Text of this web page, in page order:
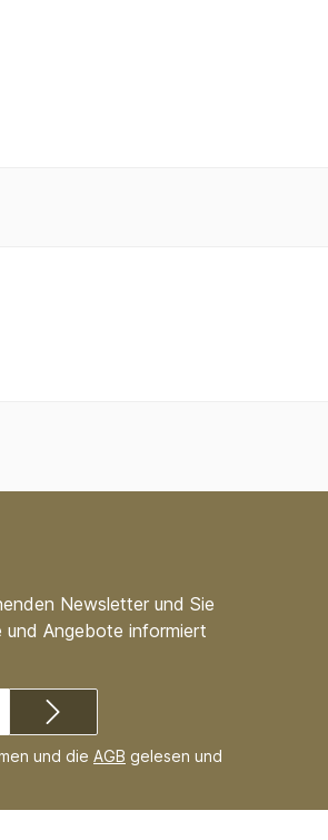
Newsletter und Sie
Angebote informiert
und die AGB gelesen und